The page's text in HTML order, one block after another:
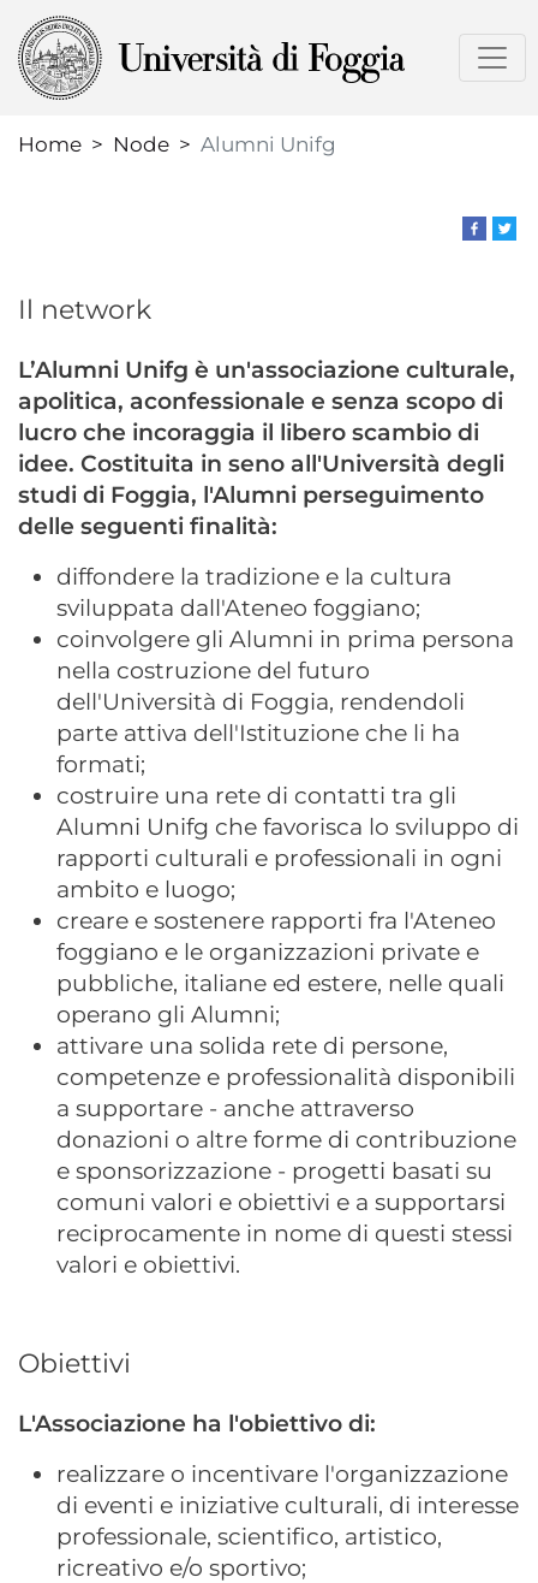
to
Home
Node Alumni Unifg
Il network
L’Alumni Unifg è un'associazione culturale,
apolitica, aconfessionale e senza scopo di
lucro che incoraggia il libero scambio di
idee. Costituita in seno all'Università degli
studi di Foggia, l'Alumni perseguimento
delle seguenti finalità:
diffondere la tradizione e la cultura
sviluppata dall'Ateneo foggiano;
coinvolgere gli Alumni in prima persona
nella costruzione del futuro
dell'Università di Foggia, rendendoli
parte attiva dell'Istituzione che li ha
formati;
costruire una rete di contatti tra gli
Alumni Unifg che favorisca lo sviluppo di
rapporti culturali e professionali in ogni
ambito e luogo;
creare e sostenere rapporti fra l'Ateneo
foggiano e le organizzazioni private e
pubbliche, italiane ed estere, nelle quali
operano gli Alumni;
attivare una solida rete di persone,
competenze e professionalità disponibili
a supportare - anche attraverso
donazioni o altre forme di contribuzione
e sponsorizzazione - progetti basati su
comuni valori e obiettivi e a supportarsi
reciprocamente in nome di questi stessi
valori e obiettivi.
Obiettivi
L'Associazione ha l'obiettivo di:
realizzare o incentivare l'organizzazione
di eventi e iniziative culturali, di interesse
professionale, scientifico, artistico,
ricreativo e/o sportivo;